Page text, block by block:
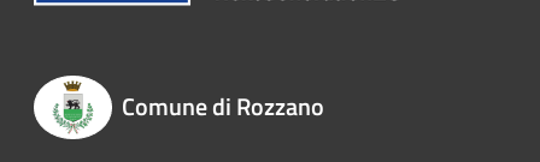
Comune di Rozzano